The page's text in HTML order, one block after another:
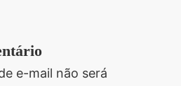
e-mail não será